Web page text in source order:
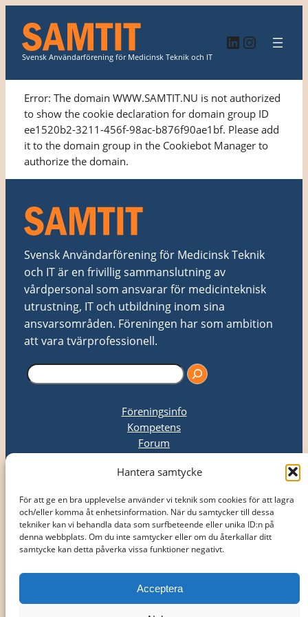
Hantera samtycke
För att ge en bra upplevelse använder vi teknik som cookies för att lagra
och/eller komma åt enhetsinformation. När du samtycker till dessa
tekniker kan vi behandla data som surfbeteende eller unika ID:n på
denna webbplats. Om du inte samtycker eller om du återkallar ditt
samtycke kan detta påverka vissa funktioner negativt.
Acceptera
innehåll
Svensk Användarförening för Medicinsk Teknik och IT
LinkedIn
Error: The domain WWW.SAMTIT.NU is not authorized
to show the cookie declaration for domain group ID
ee1520b2-3211-456f-98ac-b876f90ae1bf. Please add
it to the domain group in the Cookiebot Manager to
authorize the domain.
Svensk Användarförening för Medicinsk Teknik
och IT är en frivillig sammanslutning av
vårdpersonal som ansvarar för medicinteknisk
utrustning, IT och utbildning inom sina
ansvarsområden. Föreningen har som ambition
att vara tvärprofessionell.
S
ö
k
Föreningsinfo
Kompetens
Forum
Kongress
Nyheter
Bli medlem
Logga in